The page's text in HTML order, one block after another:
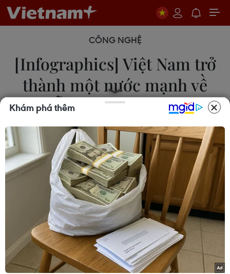
CÔNG NGHỆ
[Infographics] Việt Nam trở
thành một nước mạnh về
viễn thông-Internet
Thanh Trà
12/12/2022 06:45
Việt Nam bắt đầu chậm so với thế giới 7 năm, tuy
nhiên sau 25 năm, Việt Nam đã vươn lên bắt kịp
và đi cùng các nước trong khu vực và trên thế giới,
trở thành một nước mạnh về viễn thông.
Khám phá thêm